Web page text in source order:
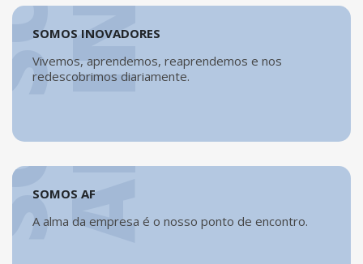
SOMOS INOVADORES
Vivemos, aprendemos, reaprendemos e nos
redescobrimos diariamente.
SOMOS AF
A alma da empresa é o nosso ponto de encontro.
F